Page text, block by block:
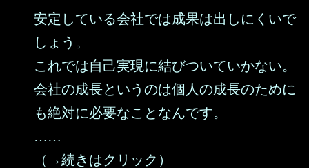
安定している会社では成果は出しにくいで
しょう。
これでは自己実現に結びついていかない。
会社の成長というのは個人の成長のために
も絶対に必要なことなんです。
……
（→続きはクリック）